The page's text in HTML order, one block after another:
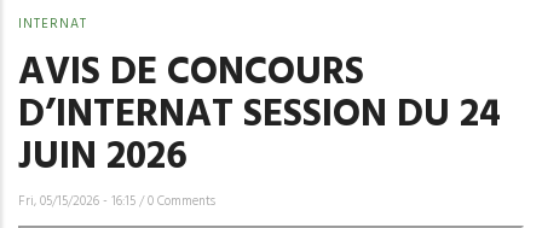
INTERNAT
AVIS DE CONCOURS
D’INTERNAT SESSION DU 24
JUIN 2026
Fri, 05/15/2026 - 16:15/0 Comments